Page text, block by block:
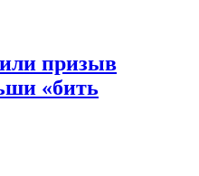
призыв
«бить